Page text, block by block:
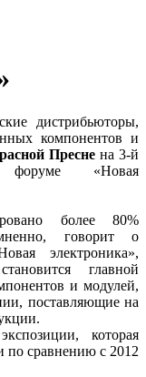
дистрибьюторы,
компонентов и
Пресне на 3-й
«Новая
более 80%
говорит о
электроника»,
главной
и модулей,
поставляющие на
которая
сравнению с 2012